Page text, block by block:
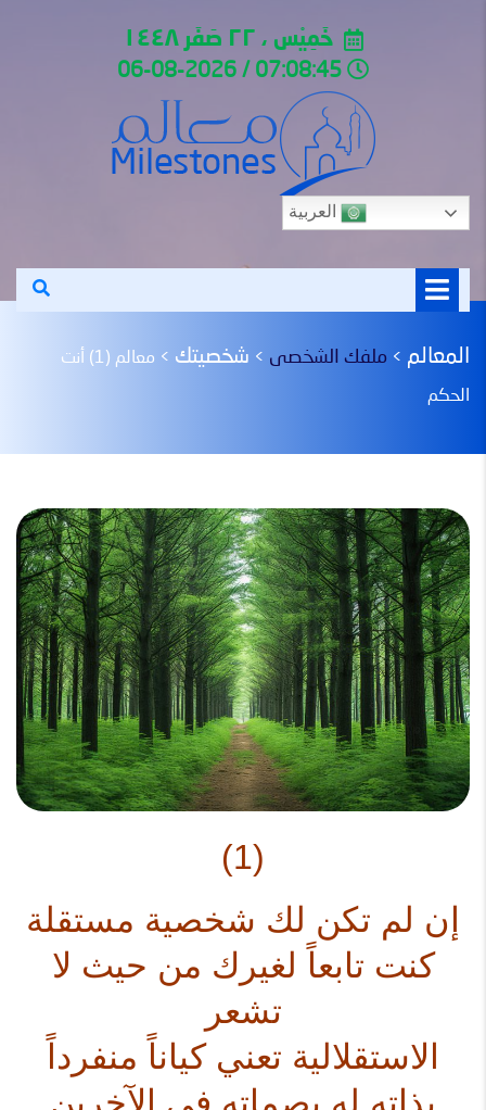
خَمِيْس ، ٢٢ صَفَر ١٤٤٨
العربية
المعالم > ملفك الشخصى > شخصيتك > معالم (1) أنت
الحكم
(1)
إن لم تكن لك شخصية مستقلة
كنت تابعاً لغيرك من حيث لا
تشعر
الاستقلالية تعني كياناً منفرداً
بذاته له بصماته في الآخرين